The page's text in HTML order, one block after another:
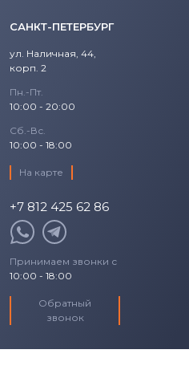
САНКТ-ПЕТЕРБУРГ
ул. Наличная, 44,
корп. 2
Пн.-Пт.
10:00 - 20:00
Сб.-Вс.
10:00 - 18:00
На карте
+7 812 425 62 86
Принимаем звонки с
10:00 - 18:00
Обратный
звонок